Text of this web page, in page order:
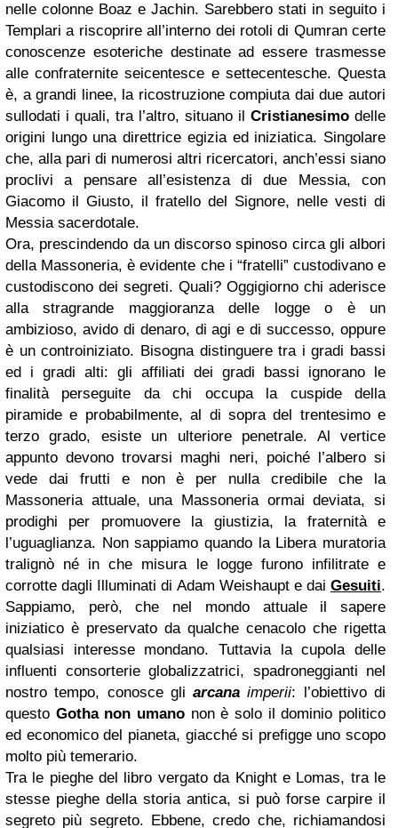
nelle colonne Boaz e Jachin. Sarebbero stati in seguito i
Templari a riscoprire all’interno dei rotoli di Qumran certe
conoscenze esoteriche destinate ad essere trasmesse
alle confraternite seicentesce e settecentesche. Questa
è, a grandi linee, la ricostruzione compiuta dai due autori
sullodati i quali, tra l’altro, situano il Cristianesimo delle
origini lungo una direttrice egizia ed iniziatica. Singolare
che, alla pari di numerosi altri ricercatori, anch’essi siano
proclivi a pensare all’esistenza di due Messia, con
Giacomo il Giusto, il fratello del Signore, nelle vesti di
Messia sacerdotale.
Ora, prescindendo da un discorso spinoso circa gli albori
della Massoneria, è evidente che i “fratelli” custodivano e
custodiscono dei segreti. Quali? Oggigiorno chi aderisce
alla stragrande maggioranza delle logge o è un
ambizioso, avido di denaro, di agi e di successo, oppure
è un controiniziato. Bisogna distinguere tra i gradi bassi
ed i gradi alti: gli affiliati dei gradi bassi ignorano le
finalità perseguite da chi occupa la cuspide della
piramide e probabilmente, al di sopra del trentesimo e
terzo grado, esiste un ulteriore penetrale. Al vertice
appunto devono trovarsi maghi neri, poiché l’albero si
vede dai frutti e non è per nulla credibile che la
Massoneria attuale, una Massoneria ormai deviata, si
prodighi per promuovere la giustizia, la fraternità e
l’uguaglianza. Non sappiamo quando la Libera muratoria
tralignò né in che misura le logge furono infilitrate e
corrotte dagli Illuminati di Adam Weishaupt e dai Gesuiti.
Sappiamo, però, che nel mondo attuale il sapere
iniziatico è preservato da qualche cenacolo che rigetta
qualsiasi interesse mondano. Tuttavia la cupola delle
influenti consorterie globalizzatrici, spadroneggianti nel
nostro tempo, conosce gliarcana imperii: l’obiettivo di
questo Gotha non umano non è solo il dominio politico
ed economico del pianeta, giacché si prefigge uno scopo
molto più temerario.
Tra le pieghe del libro vergato da Knight e Lomas, tra le
stesse pieghe della storia antica, si può forse carpire il
segreto più segreto. Ebbene, credo che, richiamandosi